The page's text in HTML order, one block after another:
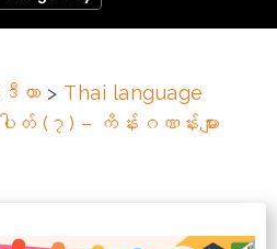
ယာ > Thai language
ါတ် (၇) – ကိန်းဂဏန်းများ